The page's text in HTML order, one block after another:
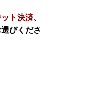
ト決済、
びくださ